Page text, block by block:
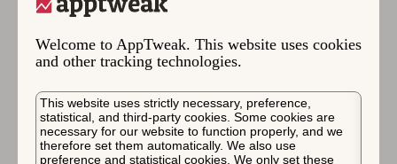
Welcome to AppTweak. This website uses cookies
and other tracking technologies.
This website uses strictly necessary, preference,
statistical, and third-party cookies. Some cookies are
necessary for our website to function properly, and we
therefore set them automatically. We also use
preference and statistical cookies. We only set these